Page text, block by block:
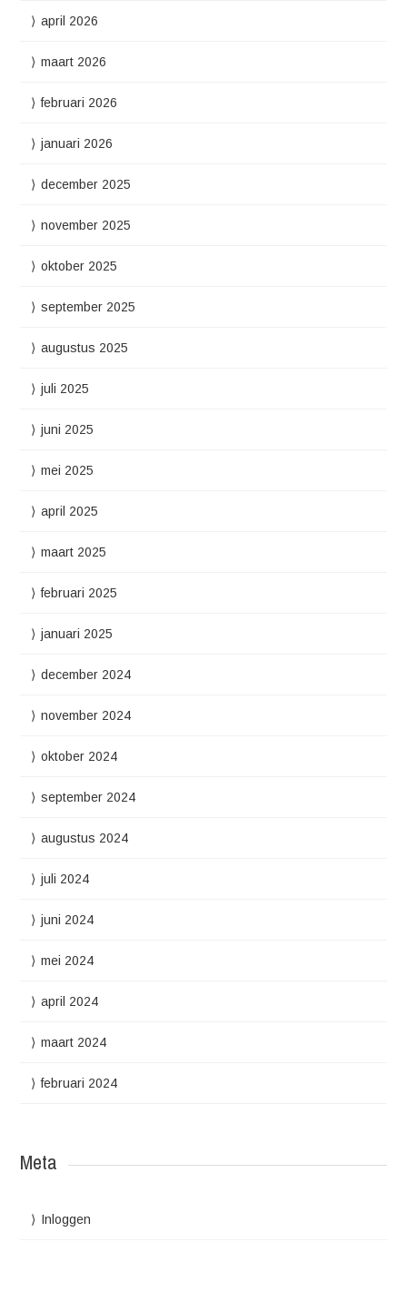
april 2026
maart 2026
februari 2026
januari 2026
december 2025
november 2025
oktober 2025
september 2025
augustus 2025
juli 2025
juni 2025
mei 2025
april 2025
maart 2025
februari 2025
januari 2025
december 2024
november 2024
oktober 2024
september 2024
augustus 2024
juli 2024
juni 2024
mei 2024
april 2024
maart 2024
februari 2024
Meta
Inloggen